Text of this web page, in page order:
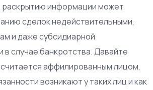
раскрытию информации может
сделок недействительными,
и даже субсидиарной
в случае банкротства. Давайте
аффилированным лицом,
возникают у таких лиц и как